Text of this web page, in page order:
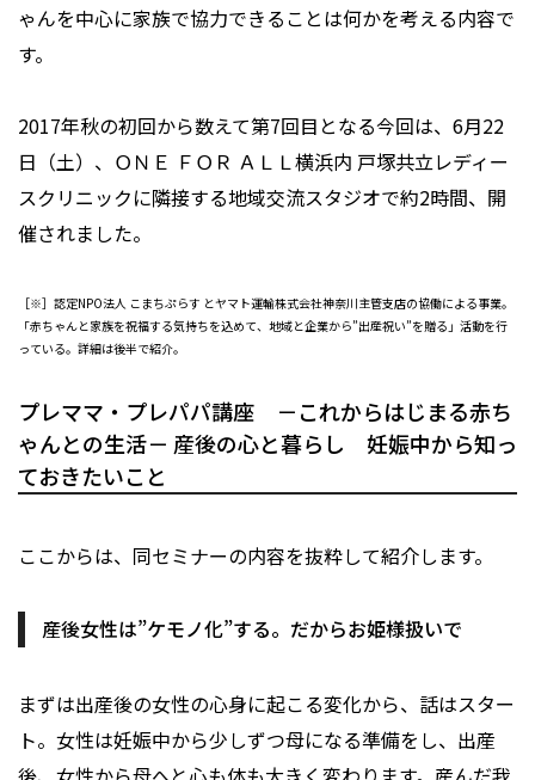
ゃんを中心に家族で協力できることは何かを考える内容で
す。
2017年秋の初回から数えて第7回目となる今回は、6月22
日（土）、ＯＮＥ ＦＯＲ ＡＬＬ横浜内 戸塚共立レディー
スクリニックに隣接する地域交流スタジオで約2時間、開
催されました。
［※］認定NPO法人 こまちぷらす とヤマト運輸株式会社神奈川主管支店の協働による事業。
「赤ちゃんと家族を祝福する気持ちを込めて、地域と企業から”出産祝い”を贈る」活動を行
っている。詳細は後半で紹介。
プレママ・プレパパ講座 －これからはじまる赤ち
ゃんとの生活－ 産後の心と暮らし 妊娠中から知っ
ておきたいこと
ここからは、同セミナーの内容を抜粋して紹介します。
産後女性は”ケモノ化”する。だからお姫様扱いで
まずは出産後の女性の心身に起こる変化から、話はスター
ト。女性は妊娠中から少しずつ母になる準備をし、出産